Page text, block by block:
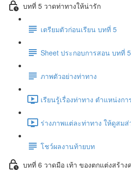
บทที่ 5 วาดท่าทางให้น่ารัก
เตรียมตัวก่อนเรียน บทที่ 5
Sheet ประกอบการสอน บทที่ 5
ภาพตัวอย่างท่าทาง
เรียนรู้เรื่องท่าทาง ตำแหน่งก
ร่างภาพแต่ละท่าทาง ให้ดูสมส่
โชว์ผลงานท้ายบท
บทที่ 6 วาดมือ เท้า ของตกแต่งสร้าง